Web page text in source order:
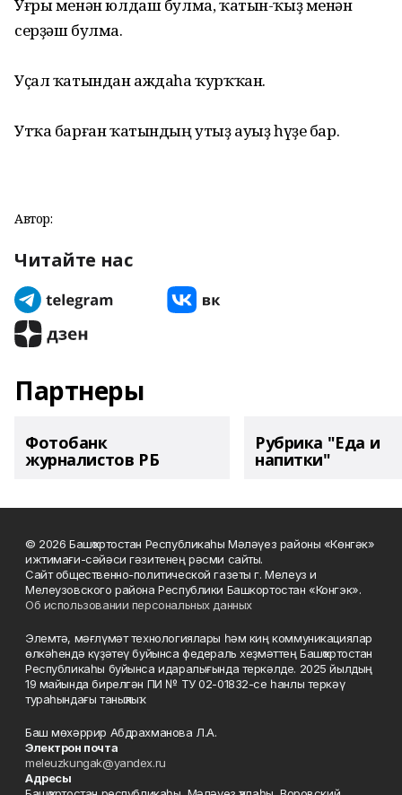
Уғры менән юлдаш булма, ҡатын-ҡыҙ менән
серҙәш булма.
Уҫал ҡатындан аждаһа ҡурҡҡан.
Утҡа барған ҡатындың утыҙ ауыҙ һүҙе бар.
Автор:
Читайте нас
Партнеры
Фотобанк
журналистов РБ
Рубрика "Еда и
напитки"
© 2026 Башҡортостан Республикаһы Мәләүез районы «Көнгәк»
ижтимағи-сәйәси гәзитенең рәсми сайты.
Сайт общественно-политической газеты г. Мелеуз и
Мелеузовского района Республики Башкортостан «Конгэк».
Об использовании персональных данных
Элемтә, мәғлүмәт технологиялары һәм киң коммуникациялар
өлкәһендә күҙәтеү буйынса федераль хеҙмәттең Башҡортостан
Республикаһы буйынса идаралығында теркәлде. 2025 йылдың
19 майында бирелгән ПИ № ТУ 02-01832-се һанлы теркәү
тураһындағы таныҡлыҡ.
Баш мөхәррир Абдрахманова Л.А.
Электрон почта
meleuzkungak@yandex.ru
Адресы